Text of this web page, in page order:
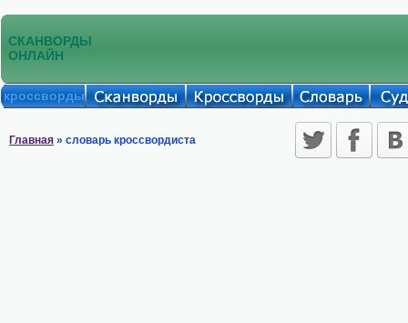
СКАНВОРДЫ
ОНЛАЙН
кроссворды
Главная » словарь кроссвордиста